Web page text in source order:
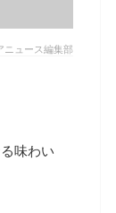
ニュース編集部
味わい